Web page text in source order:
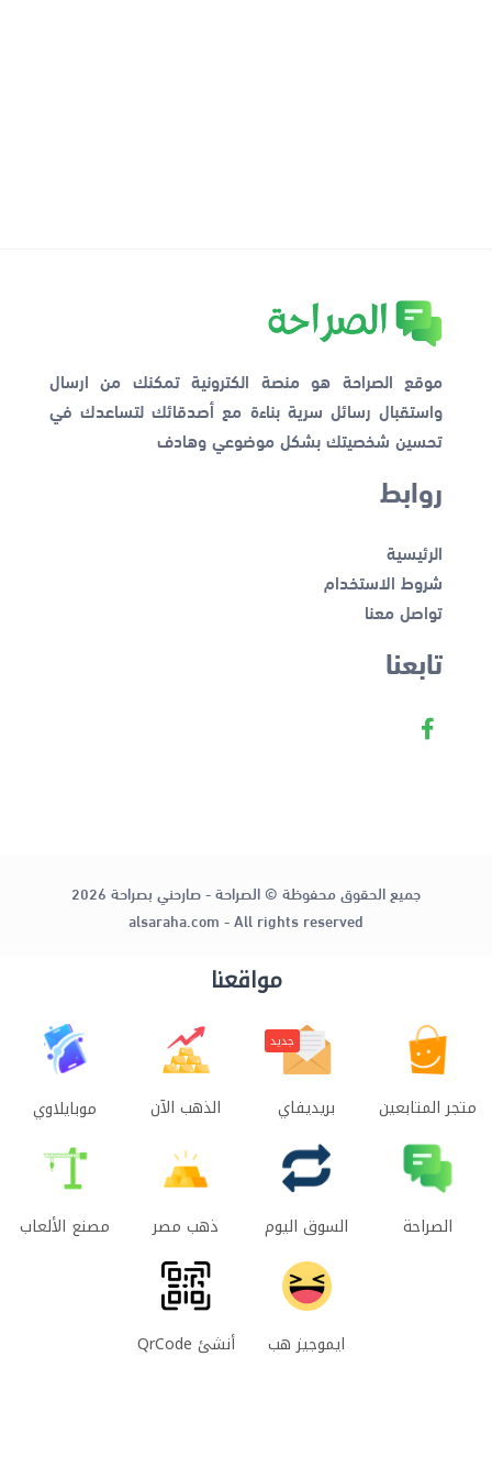
موقع الصراحة هو منصة الكترونية تمكنك من ارسال
واستقبال رسائل سرية بناءة مع أصدقائك لتساعدك في
تحسين شخصيتك بشكل موضوعي وهادف
روابط
الرئيسية
شروط الاستخدام
تواصل معنا
تابعنا
جميع الحقوق محفوظة © الصراحة - صارحني بصراحة 2026
alsaraha.com - All rights reserved